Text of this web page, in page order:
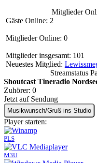
Mitglieder
Gäste Online: 2
Mitglieder Online: 0
Mitglieder insgesamt: 101
Neuestes Mitglied:
Streamstatus
Shoutcast Tineradio
Zuhörer: 0
Jetzt auf Sendung
Musikwunsch/Gruß ins Studio
Player starten:
PLS
M3U